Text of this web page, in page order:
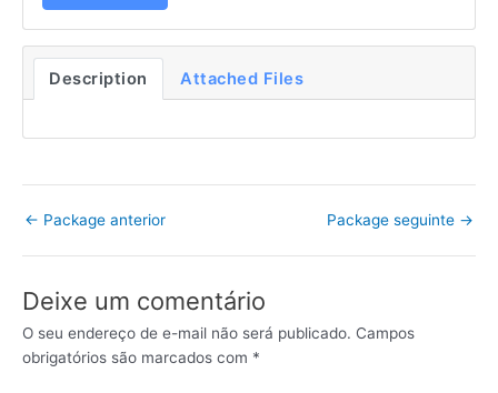
Description Attached Files
← Package anterior Package seguinte →
Deixe um comentário
O seu endereço de e-mail não será publicado. Campos
obrigatórios são marcados com *